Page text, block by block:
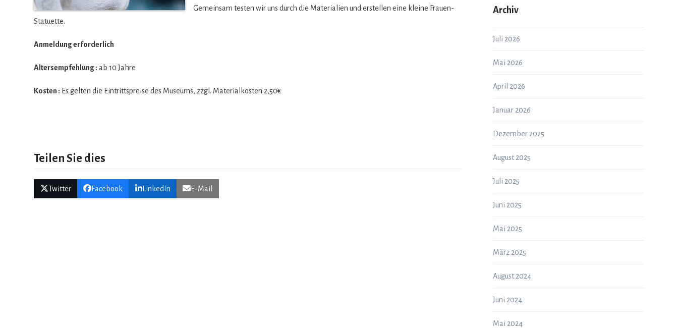
Gemein­sam tes­ten wir uns durch die Mate­ria­lien und erstel­len eine kleine Frauen-
Statuette.
Anmel­dung erforderlich
Alters­emp­feh­lung : ab 10 Jahre
Kos­ten : Es gel­ten die Ein­tritts­preise des Muse­ums, zzgl. Mate­ri­al­kos­ten 2,50€
Teilen Sie dies
Twitter Facebook LinkedIn E-Mail
Archiv
Juli 2026
Mai 2026
April 2026
Januar 2026
Dezember 2025
August 2025
Juli 2025
Juni 2025
Mai 2025
März 2025
August 2024
Juni 2024
Mai 2024